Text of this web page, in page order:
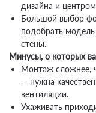
дизайна и
Большой выбор
подобрать
стены.
Минусы, о которых
Монтаж сложнее,
— нужна
вентиляции.
Ухаживать